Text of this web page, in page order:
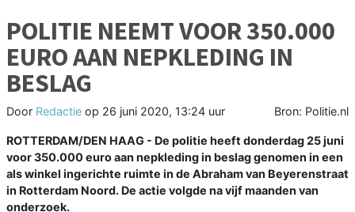
POLITIE NEEMT VOOR 350.000
EURO AAN NEPKLEDING IN
BESLAG
Door Redactie op 26 juni 2020, 13:24 uur Bron: Politie.nl
ROTTERDAM/DEN HAAG - De politie heeft donderdag 25 juni
voor 350.000 euro aan nepkleding in beslag genomen in een
als winkel ingerichte ruimte in de Abraham van Beyerenstraat
in Rotterdam Noord. De actie volgde na vijf maanden van
onderzoek.